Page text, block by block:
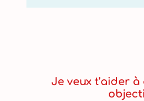
Je veux t’aider